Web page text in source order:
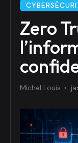
Zero
Michel Louis